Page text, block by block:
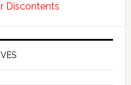
Discontents